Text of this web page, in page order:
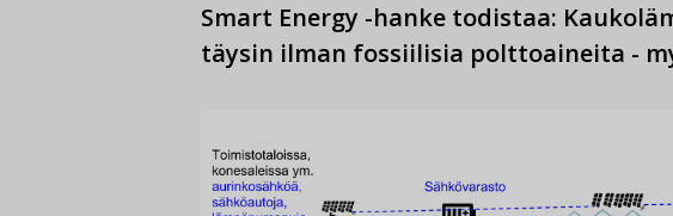
Smart Energy -hanke todistaa:
täysin ilman fossiilisia polttoaineita -